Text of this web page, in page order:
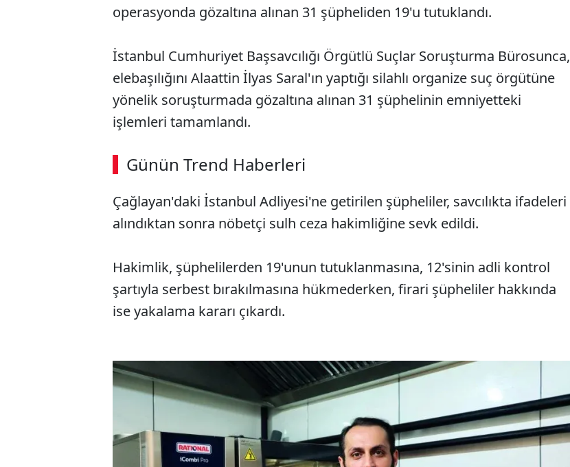
operasyonda gözaltına alınan 31 şüpheliden 19'u tutuklandı.
İstanbul Cumhuriyet Başsavcılığı Örgütlü Suçlar Soruşturma Bürosunca,
elebaşılığını Alaattin İlyas Saral'ın yaptığı silahlı organize suç örgütüne
yönelik soruşturmada gözaltına alınan 31 şüphelinin emniyetteki
işlemleri tamamlandı.
Günün Trend Haberleri
00:03 / 02:14
Sesi Aç
Çağlayan'daki İstanbul Adliyesi'ne getirilen şüpheliler, savcılıkta ifadeleri
alındıktan sonra nöbetçi sulh ceza hakimliğine sevk edildi.
Hakimlik, şüphelilerden 19'unun tutuklanmasına, 12'sinin adli kontrol
şartıyla serbest bırakılmasına hükmederken, firari şüpheliler hakkında
ise yakalama kararı çıkardı.